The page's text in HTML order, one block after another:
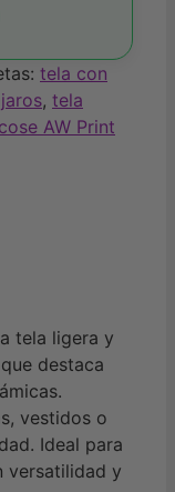
tela con
, tela
AW Print
tela ligera y
destaca
vestidos o
Ideal para
versatilidad y